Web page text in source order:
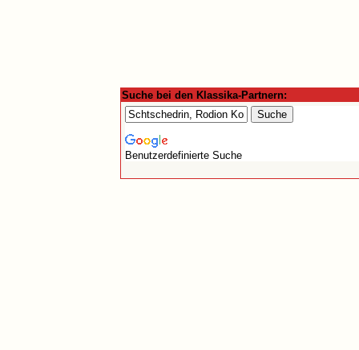
Suche bei den Klassika-Partnern:
Benutzerdefinierte Suche